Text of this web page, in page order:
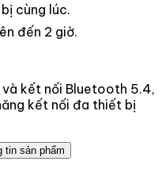
cùng lúc.
đến 2 giờ.
kết nối Bluetooth 5.4,
kết nối đa thiết bị
tin sản phẩm